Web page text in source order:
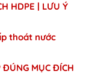
HDPE | LƯU Ý
thoát nước
ĐÚNG MỤC ĐÍCH